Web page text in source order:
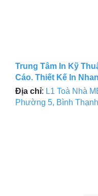
Trung Tâm In Kỹ
Cáo. Thiết Kế In
Địa chỉ: L1 Toà Nhà
Phường 5, Bình